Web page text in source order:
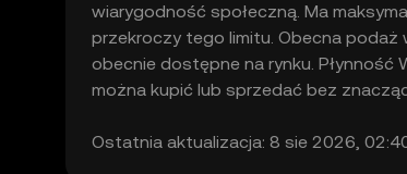
wiarygodność społeczną. Ma
przekroczy tego limitu. Obecna
obecnie dostępne na rynku.
można kupić lub sprzedać bez
Ostatnia aktualizacja: 8 sie 2026,